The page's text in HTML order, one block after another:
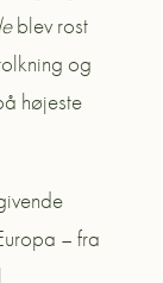
blev rost
og
højeste
– fra